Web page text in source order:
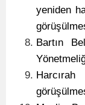
yeniden
Bartın